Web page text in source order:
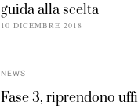
guida alla scelta
10 DICEMBRE 2018
NEWS
Fase 3, riprendono